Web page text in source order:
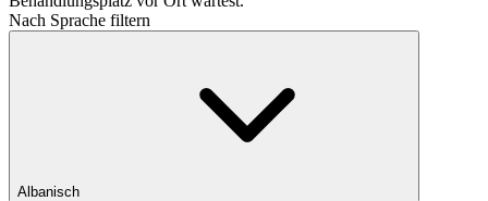
Nach Sprache filtern
Albanisch